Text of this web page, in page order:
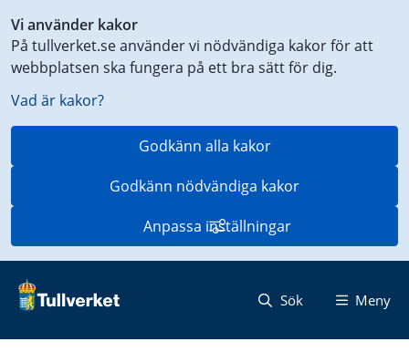
Vi använder kakor
På tullverket.se använder vi nödvändiga kakor för att
webbplatsen ska fungera på ett bra sätt för dig.
Vad är kakor?
Godkänn alla kakor
Godkänn nödvändiga kakor
Anpassa inställningar
till
innehåll
på
aktuell
Sök Meny